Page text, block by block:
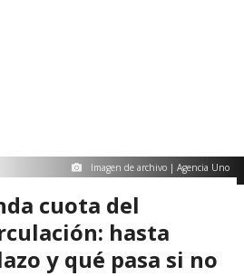
Imagen de archivo | Agencia Uno
cuota del
hasta
y qué pasa si no